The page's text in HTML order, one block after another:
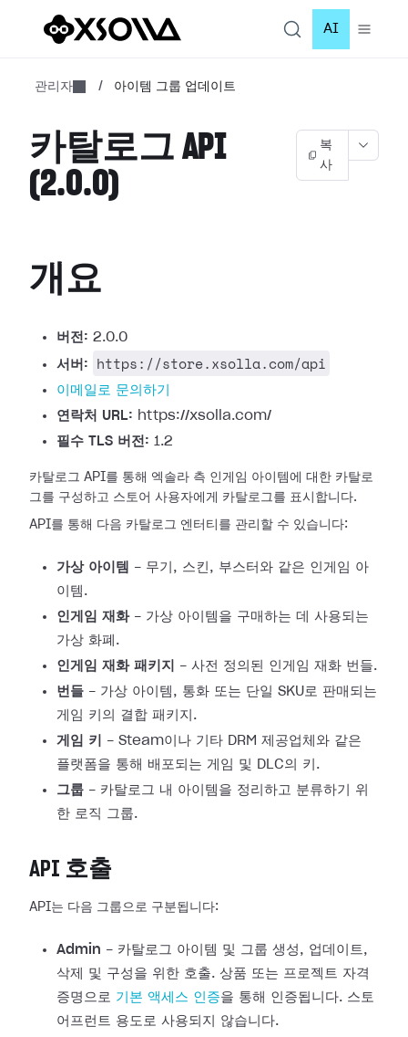
AI
관리자 / 아이템 그룹 업데이트
카탈로그 API
(2.0.0)
복
사
개요
버전: 2.0.0
서버:
https://store.xsolla.com/api
이메일로 문의하기
연락처 URL: https://xsolla.com/
필수 TLS 버전: 1.2
카탈로그 API를 통해 엑솔라 측 인게임 아이템에 대한 카탈로
그를 구성하고 스토어 사용자에게 카탈로그를 표시합니다.
API를 통해 다음 카탈로그 엔터티를 관리할 수 있습니다:
가상 아이템 - 무기, 스킨, 부스터와 같은 인게임 아
이템.
인게임 재화- 가상 아이템을 구매하는 데 사용되는
가상 화폐.
인게임 재화 패키지
- 사전 정의된 인게임 재화 번들.
번들 - 가상 아이템, 통화 또는 단일 SKU로 판매되는
게임 키의 결합 패키지.
게임 키
- Steam이나 기타 DRM 제공업체와 같은
플랫폼을 통해 배포되는 게임 및 DLC의 키.
그룹 - 카탈로그 내 아이템을 정리하고 분류하기 위
한 로직 그룹.
API 호출
API는 다음 그룹으로 구분됩니다:
Admin - 카탈로그 아이템 및 그룹 생성, 업데이트,
삭제 및 구성을 위한 호출. 상품 또는 프로젝트 자격
증명으로 기본 액세스 인증을 통해 인증됩니다. 스토
어프런트 용도로 사용되지 않습니다.